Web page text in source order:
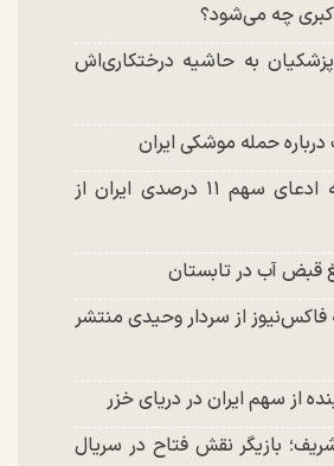
چه می‌شود؟
به حاشیه درختکاری‌اش
درباره حمله موشکی ایران
پاسخ عراقچی به ادعای سهم ۱۱ درصدی ایران از
قبض آب در تابستان
از سردار وحیدی منتشر
از سهم ایران در دریای خزر
بازیگر نقش فتاح در سریال